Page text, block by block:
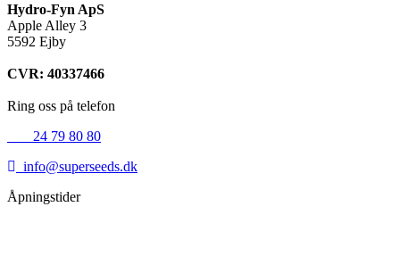
Hydro-Fyn ApS
Apple Alley 3
5592 Ejby
CVR: 40337466
Ring oss på telefon
24 79 80 80
info@superseeds.dk
Åpningstider